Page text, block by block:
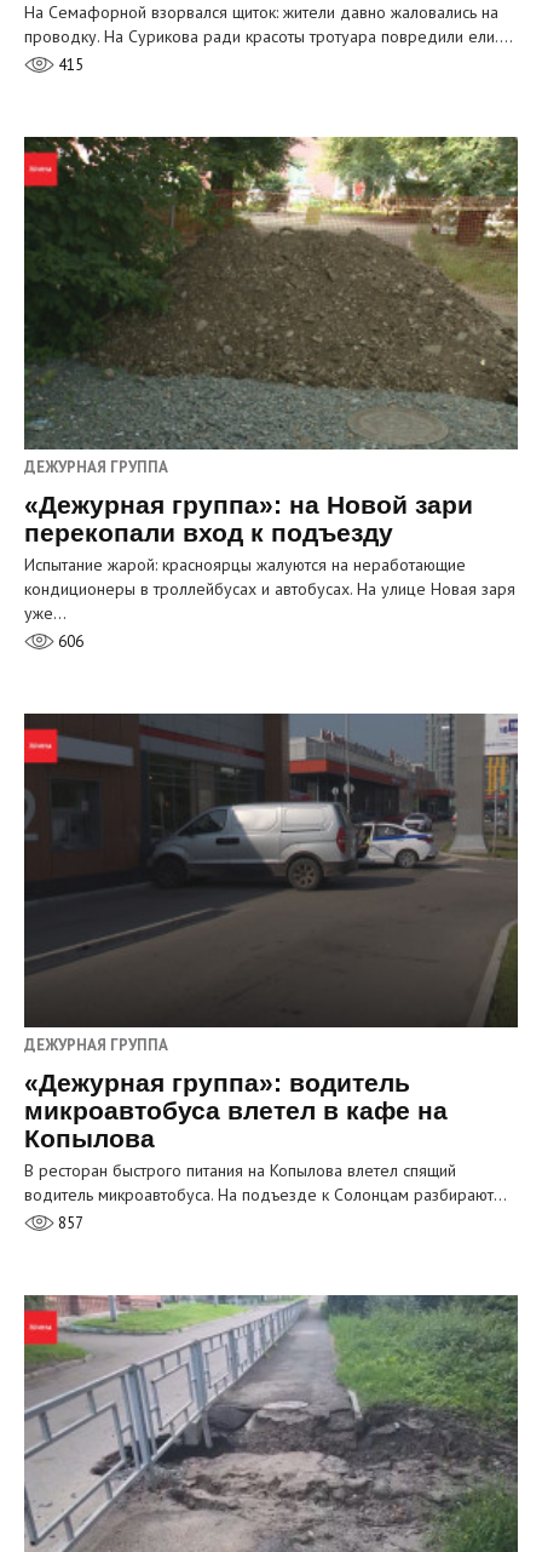
На Семафорной взорвался щиток: жители давно жаловались на
проводку. На Сурикова ради красоты тротуара повредили ели.…
415
ДЕЖУРНАЯ ГРУППА
«Дежурная группа»: на Новой зари
перекопали вход к подъезду
Испытание жарой: красноярцы жалуются на неработающие
кондиционеры в троллейбусах и автобусах. На улице Новая заря
уже…
606
ДЕЖУРНАЯ ГРУППА
«Дежурная группа»: водитель
микроавтобуса влетел в кафе на
Копылова
В ресторан быстрого питания на Копылова влетел спящий
водитель микроавтобуса. На подъезде к Солонцам разбирают…
857